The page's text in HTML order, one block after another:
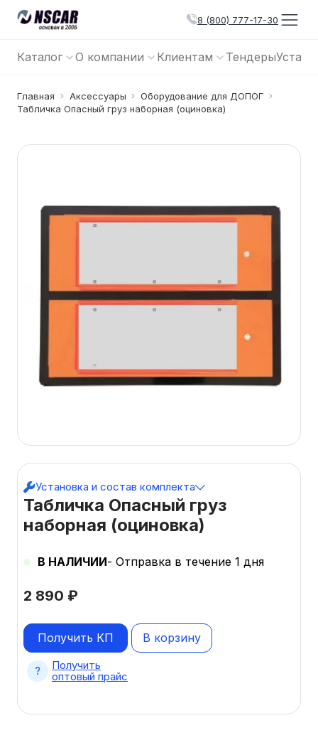
8 (800) 777-17-30
Каталог О компании Клиентам Тендеры
Главная Аксессуары
Оборудование для ДОПОГ
Табличка Опасный груз наборная (оциновка)
Табличка Опасный груз
наборная (оциновка)
2 890 ₽
В НАЛИЧИИ- Отправка в течение 1 дня
Установка и состав комплекта
В корзину
Получить КП
Получить
оптовый прайс